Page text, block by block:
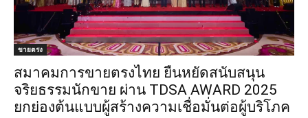
ขายตรง
สมาคมการขายตรงไทย ยืนหยัดสนับสนุน
จริยธรรมนักขาย ผ่าน TDSA AWARD 2025
ยกย่องต้นแบบผู้สร้างความเชื่อมั่นต่อผู้บริโภค